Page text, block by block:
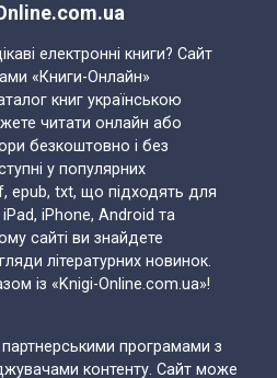
електронні книги? Сайт
«Книги-Онлайн»
книг українською
читати онлайн або
безкоштовно і без
у популярних
epub, txt, що підходять для
iPhone, Android та
сайті ви знайдете
літературних новинок.
із «Knigi-Online.com.ua»!
програмами з
контенту. Сайт може